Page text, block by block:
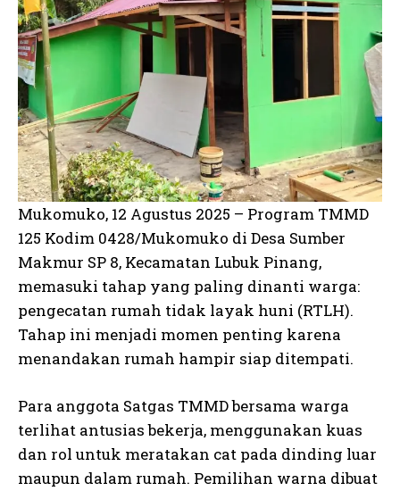
Mukomuko, 12 Agustus 2025 – Program TMMD
125 Kodim 0428/Mukomuko di Desa Sumber
Makmur SP 8, Kecamatan Lubuk Pinang,
memasuki tahap yang paling dinanti warga:
pengecatan rumah tidak layak huni (RTLH).
Tahap ini menjadi momen penting karena
menandakan rumah hampir siap ditempati.
Para anggota Satgas TMMD bersama warga
terlihat antusias bekerja, menggunakan kuas
dan rol untuk meratakan cat pada dinding luar
maupun dalam rumah. Pemilihan warna dibuat